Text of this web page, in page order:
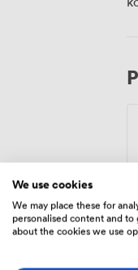
We use cookies
We may place these for
personalised content and
about the cookies we use